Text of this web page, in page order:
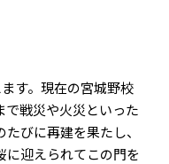
す。現在の宮城野校
戦災や火災といった
びに再建を果たし、
迎えられてこの門を